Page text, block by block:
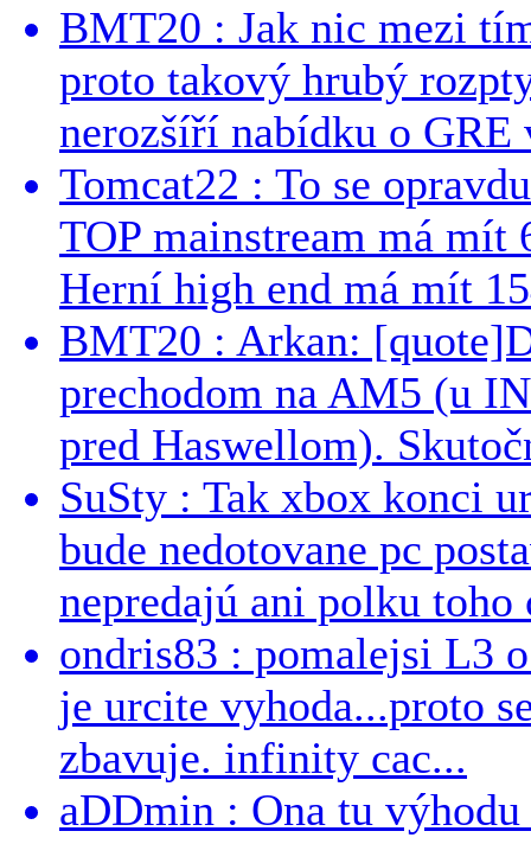
BMT20 : Jak nic mezi
proto takový hrubý
nerozšíří nabídku o GRE
Tomcat22 : To se
TOP mainstream má
Herní high end má mít
BMT20 : Arkan:
prechodom na AM5 (u
pred Haswellom).
SuSty : Tak xbox konci
bude nedotovane pc
nepredajú ani polku toho
ondris83 : pomalejsi L3
je urcite vyhoda...proto
zbavuje. infinity cac...
aDDmin : Ona tu